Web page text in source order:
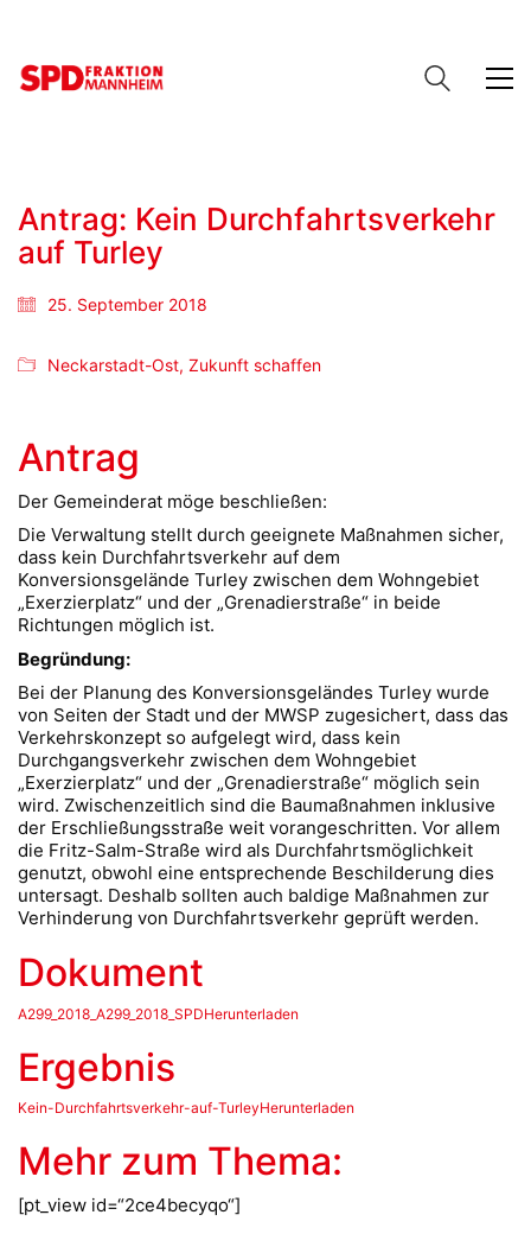
Antrag: Kein Durchfahrtsverkehr
auf Turley
25. September 2018
Neckarstadt-Ost, Zukunft schaffen
Antrag
Der Gemeinderat möge beschließen:
Die Verwaltung stellt durch geeignete Maßnahmen sicher,
dass kein Durchfahrtsverkehr auf dem
Konversionsgelände Turley zwischen dem Wohngebiet
„Exerzierplatz“ und der „Grenadierstraße“ in beide
Richtungen möglich ist.
Begründung:
Bei der Planung des Konversionsgeländes Turley wurde
von Seiten der Stadt und der MWSP zugesichert, dass das
Verkehrskonzept so aufgelegt wird, dass kein
Durchgangsverkehr zwischen dem Wohngebiet
„Exerzierplatz“ und der „Grenadierstraße“ möglich sein
wird. Zwischenzeitlich sind die Baumaßnahmen inklusive
der Erschließungsstraße weit vorangeschritten. Vor allem
die Fritz-Salm-Straße wird als Durchfahrtsmöglichkeit
genutzt, obwohl eine entsprechende Beschilderung dies
untersagt. Deshalb sollten auch baldige Maßnahmen zur
Verhinderung von Durchfahrtsverkehr geprüft werden.
Dokument
A299_2018_A299_2018_SPDHerunterladen
Ergebnis
Kein-Durchfahrtsverkehr-auf-TurleyHerunterladen
Mehr zum Thema:
[pt_view id=“2ce4becyqo“]